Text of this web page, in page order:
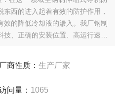
西的进入起着有效的防护作用，
的降低冷却液的渗入。我厂钢制
、正确的安装位置、高运行速度
厂商性质： 生产厂家
问量： 1065